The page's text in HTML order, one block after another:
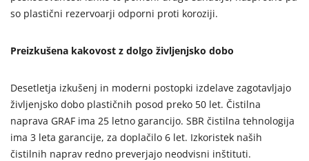
so plastični rezervoarji odporni proti koroziji.
Preizkušena kakovost z dolgo življenjsko dobo
Desetletja izkušenj in moderni postopki izdelave zagotavljajo
življenjsko dobo plastičnih posod preko 50 let. Čistilna
naprava GRAF ima 25 letno garancijo. SBR čistilna tehnologija
ima 3 leta garancije, za doplačilo 6 let. Izkoristek naših
čistilnih naprav redno preverjajo neodvisni inštituti.